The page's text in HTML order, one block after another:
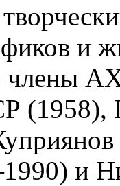
и
члены
(1958),
и